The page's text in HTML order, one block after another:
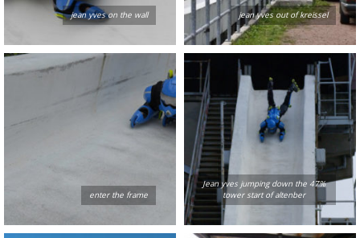
jean yves on the wall jean yves out of kreissel
enter the frame
Jean yves jumping down the 47%
tower start of altenber